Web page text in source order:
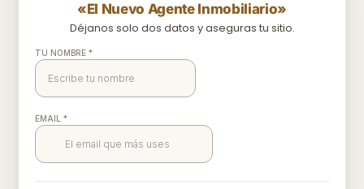
«El Nuevo Agente Inmobiliario»
Déjanos solo dos datos y aseguras tu sitio.